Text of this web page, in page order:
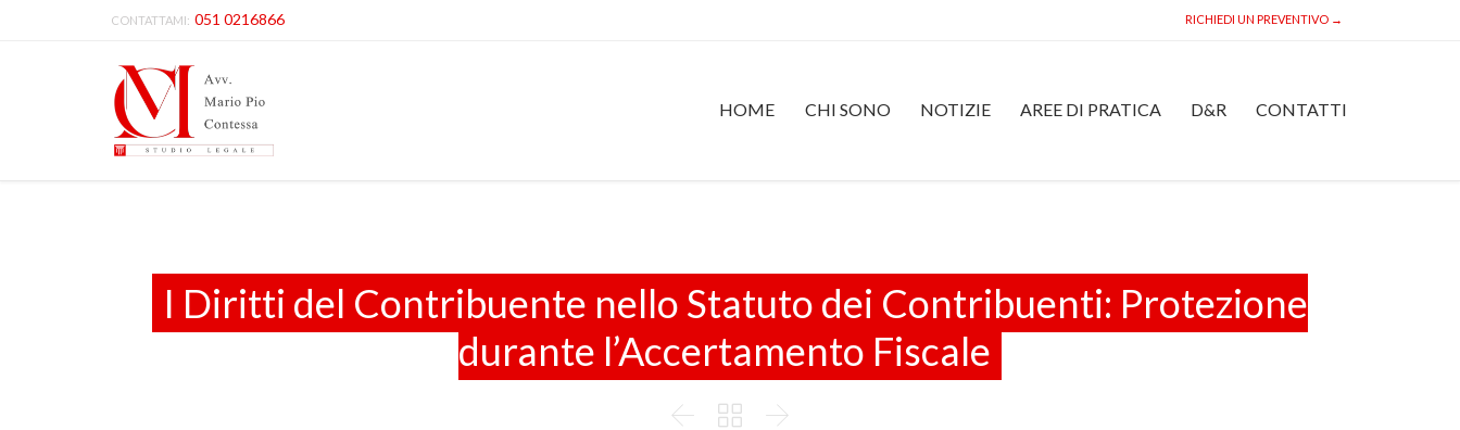
CONTATTAMI: 051 0216866 RICHIEDI UN PREVENTIVO →
HOME CHI SONO NOTIZIE AREE DI PRATICA D&R CONTATTI
I Diritti del Contribuente nello Statuto dei Contribuenti: Protezione
durante l’Accertamento Fiscale
  